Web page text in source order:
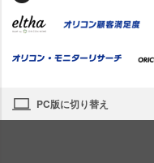
PC版に切り替え